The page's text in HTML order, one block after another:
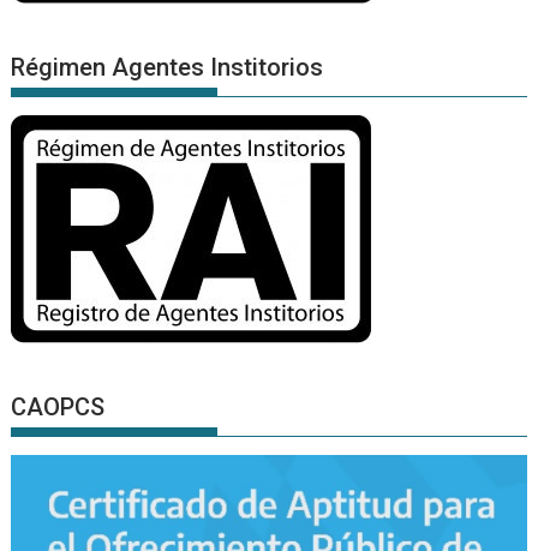
Régimen Agentes Institorios
CAOPCS